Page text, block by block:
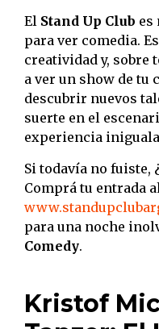
El Stand Up Club es
para ver comedia.
creatividad y, sobre
a ver un show de tu
descubrir nuevos
suerte en el
experiencia
Si todavía no fuiste,
Comprá tu entrada
para una noche
Comedy.
Kristof